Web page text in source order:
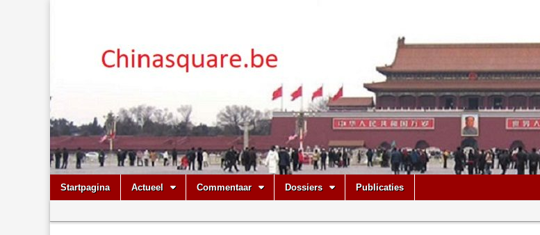
Chinasquare.be
Main
menu
Skip
Startpagina Actueel Commentaar Dossiers Publicaties
menu